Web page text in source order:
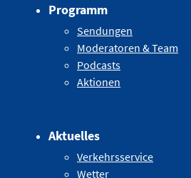
Programm
Sendungen
Moderatoren & Team
Podcasts
Aktionen
Aktuelles
Verkehrsservice
Wetter